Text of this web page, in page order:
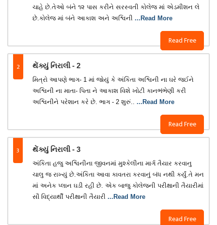
Read Free
ચાહે છે.તેઓ બંને ૧૨ પાસ કરીને સરસ્વતી કોલેજ માં એડમીશન લે
છે.કોલેજ માં બંને આકાશ અને અશ્વિની ...Read More
2 થેંક્યું નિરાલી - 2
Read Free
મિત્રો આપણે ભાગ- 1 માં જોયું કે અંકિતા અશ્વિની ના ઘરે જઈને
અશ્વિની ના માતા- પિતા ને આકાશ વિશે ખોટી કાનભંભેણી કરી
અશ્વિનીને પરેશાન કરે છે. ભાગ - 2 શુરું.. ...Read More
3 થેંક્યું નિરાલી - 3
Read Free
અંકિતા હજુ અશ્વિનીના જીવનમાં મુશ્કેલીના માર્ગ તૈયાર કરવાનુ
ચાલુ જ રાખ્યું છે.અંકિતા આવા કાવતરા કરવાનું બંધ નથી કર્યું.તે મન
માં અનેક પ્લાન ઘડી રહી છે. એક બાજુ કોલેજની પરીક્ષાની તૈયારીમાં
સૌ વિદ્યાર્થી પરીક્ષાની તૈયારી ...Read More